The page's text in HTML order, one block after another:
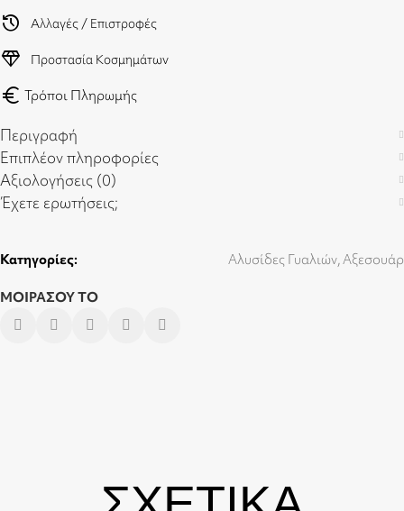
history Αλλαγές / Επιστροφές
diamond Προστασία Κοσμημάτων
euro Τρόποι Πληρωμής
Περιγραφή
Επιπλέον πληροφορίες
Αξιολογήσεις (0)
Έχετε ερωτήσεις;
Κατηγορίες: Αλυσίδες Γυαλιών,Αξεσουάρ
ΜΟΙΡΑΣΟΥ ΤΟ